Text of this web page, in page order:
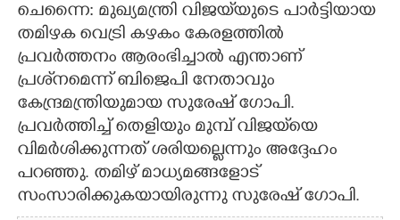
CARTOONS
LITERATURE
ZOOM
CONTACT US
ചെന്നൈ: മുഖ്യമന്ത്രി വിജയ്‌യുടെ പാർട്ടിയായ
തമിഴക വെട്രി കഴകം കേരളത്തിൽ
പ്രവർത്തനം ആരംഭിച്ചാൽ എന്താണ്
പ്രശ്‌നമെന്ന് ബിജെപി നേതാവും
കേന്ദ്രമന്ത്രിയുമായ സുരേഷ് ഗോപി.
പ്രവർത്തിച്ച് തെളിയും മുമ്പ് വിജയ്‌യെ
വിമർശിക്കുന്നത് ശരിയല്ലെന്നും അദ്ദേഹം
പറഞ്ഞു. തമിഴ് മാധ്യമങ്ങളോട്
സംസാരിക്കുകയായിരുന്നു സുരേഷ് ഗോപി.